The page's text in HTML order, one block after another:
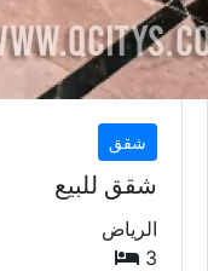
شقق
شقق للبيع
الرياض
3